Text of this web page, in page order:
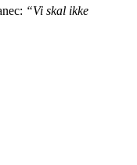
“Vi skal ikke